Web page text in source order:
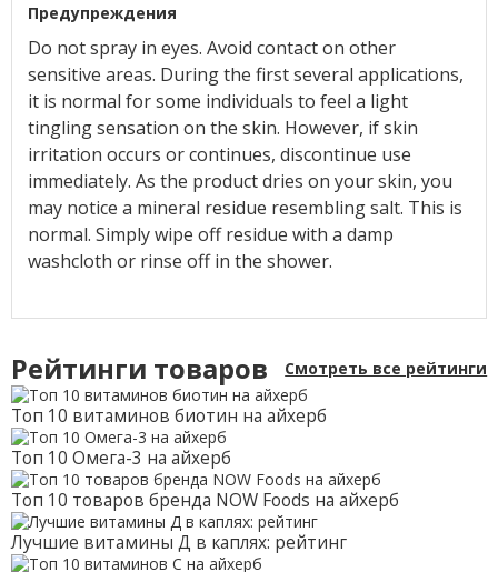
Предупреждения
Do not spray in eyes. Avoid contact on other
sensitive areas. During the first several applications,
it is normal for some individuals to feel a light
tingling sensation on the skin. However, if skin
irritation occurs or continues, discontinue use
immediately. As the product dries on your skin, you
may notice a mineral residue resembling salt. This is
normal. Simply wipe off residue with a damp
washcloth or rinse off in the shower.
Рейтинги товаров Смотреть все рейтинги
Топ 10 витаминов биотин на айхерб
Топ 10 Омега-3 на айхерб
Топ 10 товаров бренда NOW Foods на айхерб
Лучшие витамины Д в каплях: рейтинг